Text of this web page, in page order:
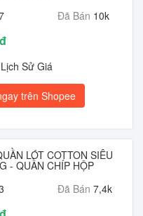
Đã Bán 10k
Sử Giá
trên Shopee
LÓT COTTON SIÊU
- QUẦN CHÍP HỘP
Đã Bán 7,4k